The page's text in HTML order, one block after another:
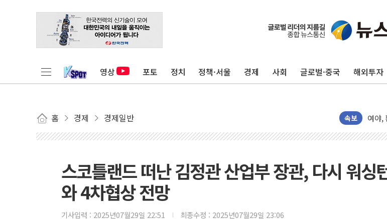
영상 포토 정치 정책·서울 경제 사회 글로벌·중국 해외투자
홈 경제 경제일반 속보
인천
병
윤준
'호우
풀무
현대
경인
"AI가
스코틀랜드 떠난 김정관 산업부 장관, 다시 워
와 4차협상 전망
기사입력 : 2025년07월29일 22:51 최종수정 : 2025년07월29일 23:06